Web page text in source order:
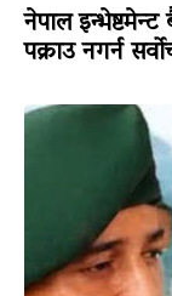
नेपाल
पक्राउ नगर्न